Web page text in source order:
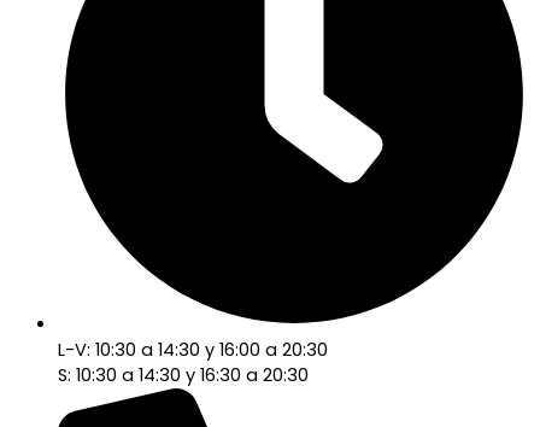
L-V: 10:30 a 14:30 y 16:00 a 20:30
S: 10:30 a 14:30 y 16:30 a 20:30